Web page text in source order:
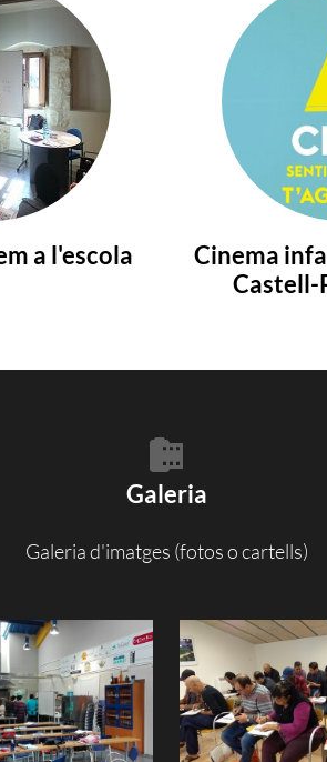
a l'escola
Cinema
Castell-
Galeria
Galeria d'imatges (fotos o cartells)